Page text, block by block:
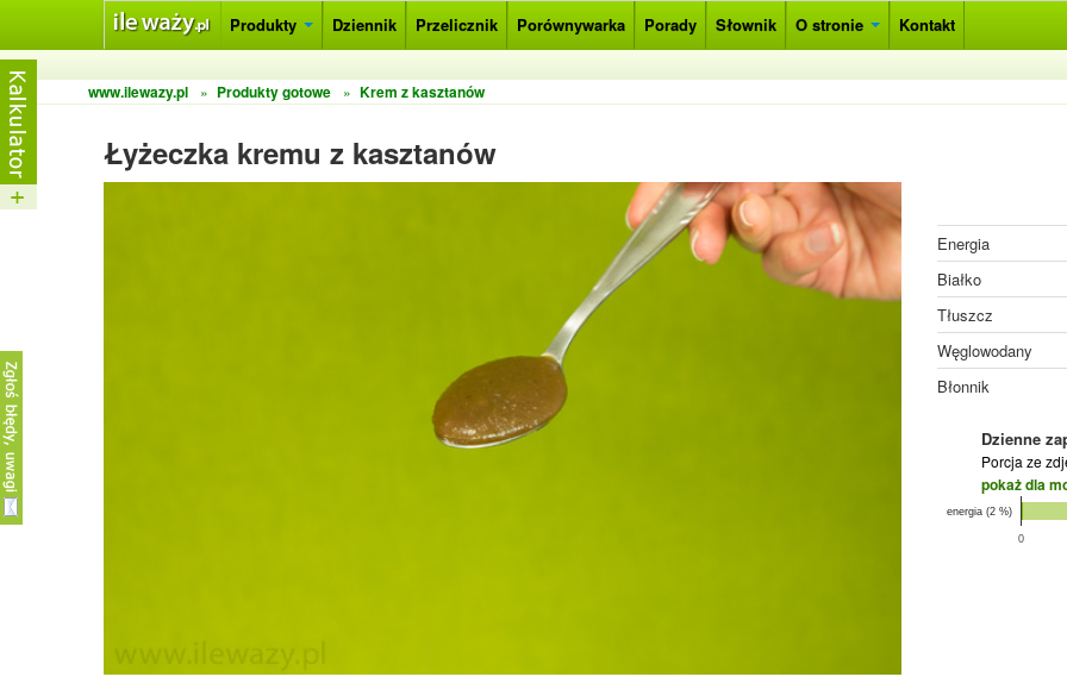
Produkty Dziennik Przelicznik Porównywarka Porady Słownik O stronie Kontakt
www.ilewazy.pl » Produkty gotowe » Krem z kasztanów
Łyżeczka kremu z kasztanów
Energia
Białko
Tłuszcz
Węglowodany
Błonnik
Dzienne
Porcja ze
pokaż dla
0
energia (2 %)